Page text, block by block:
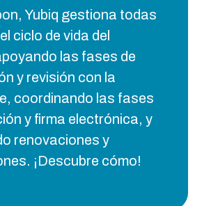
Yubiq gestiona todas
ciclo de vida del
las fases de
y revisión con la
coordinando las fases
y firma electrónica, y
renovaciones y
¡Descubre cómo!